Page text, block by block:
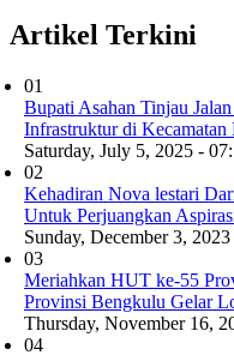
Artikel Terkini
01
Bupati Asahan Tinjau
Infrastruktur di Kecamatan
Saturday, July 5, 2025 -
02
Kehadiran Nova lestari
Untuk Perjuangkan
Sunday, December 3,
03
Meriahkan HUT ke-55
Provinsi Bengkulu Gelar
Thursday, November 16,
04